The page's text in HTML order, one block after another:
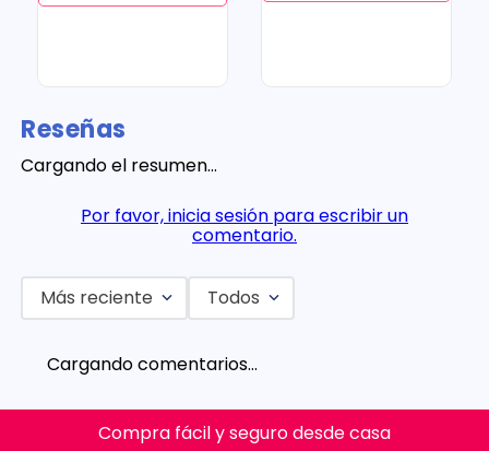
Reseñas
Cargando el resumen…
Por favor, inicia sesión para escribir un
comentario.
Más reciente Todos
Cargando comentarios…
Compra fácil y seguro desde casa